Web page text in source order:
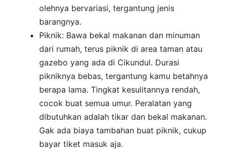
olehnya bervariasi, tergantung jenis
barangnya.
Piknik: Bawa bekal makanan dan minuman
dari rumah, terus piknik di area taman atau
gazebo yang ada di Cikundul. Durasi
pikniknya bebas, tergantung kamu betahnya
berapa lama. Tingkat kesulitannya rendah,
cocok buat semua umur. Peralatan yang
dibutuhkan adalah tikar dan bekal makanan.
Gak ada biaya tambahan buat piknik, cukup
bayar tiket masuk aja.